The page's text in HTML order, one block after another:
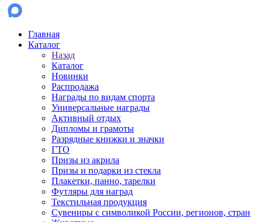
Главная
Каталог
Назад
Каталог
Новинки
Распродажа
Награды по видам спорта
Универсальные награды
Активный отдых
Дипломы и грамоты
Разрядные книжки и значки
ГТО
Призы из акрила
Призы и подарки из стекла
Плакетки, панно, тарелки
Футляры для наград
Текстильная продукция
Сувениры с символикой России, регионов, стран